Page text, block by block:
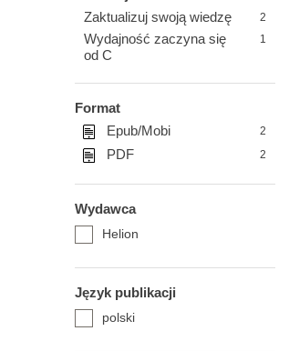
Zaktualizuj swoją wiedzę
2
Wydajność zaczyna się
od C
1
Format
Epub/Mobi
2
PDF 2
Wydawca
Helion
Język publikacji
polski